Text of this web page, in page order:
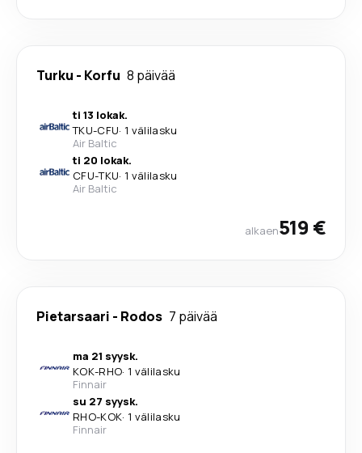
Turku - Korfu 8 päivää
ti 13 lokak.
TKU-CFU· 1 välilasku
Air Baltic
ti 20 lokak.
CFU-TKU· 1 välilasku
Air Baltic
alkaen519 €
Pietarsaari - Rodos 7 päivää
ma 21 syysk.
KOK-RHO· 1 välilasku
Finnair
su 27 syysk.
RHO-KOK· 1 välilasku
Finnair